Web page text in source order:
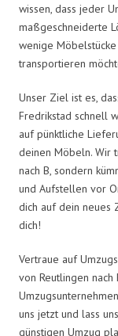
wissen, dass jeder
maßgeschneiderte
wenige
transportieren
Unser Ziel ist es,
Fredrikstad schnell
auf pünktliche
deinen Möbeln. Wir
nach B, sondern
und Aufstellen vor
dich auf dein neues
dich!
Vertraue auf
von Reutlingen nach
uns jetzt und lass
günstigen Umzug